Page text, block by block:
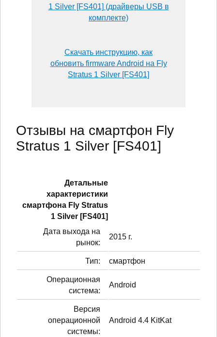
1 Silver [FS401] (драйверы USB в
комплекте)
Скачать инструкцию, как
обновить firmware Android на Fly
Stratus 1 Silver [FS401]
Отзывы на смартфон Fly
Stratus 1 Silver [FS401]
Детальные
характеристики
смартфонa Fly Stratus
1 Silver [FS401]
Дата выхода на
рынок:
2015 г.
Тип: смартфон
Операционная
система:
Android
Версия
операционной
системы:
Android 4.4 KitKat